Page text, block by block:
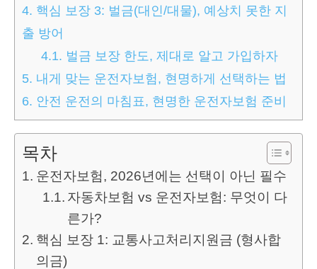
4. 핵심 보장 3: 벌금(대인/대물), 예상치 못한 지
출 방어
4.1. 벌금 보장 한도, 제대로 알고 가입하자
5. 내게 맞는 운전자보험, 현명하게 선택하는 법
6. 안전 운전의 마침표, 현명한 운전자보험 준비
목차
운전자보험, 2026년에는 선택이 아닌 필수
자동차보험 vs 운전자보험: 무엇이 다
른가?
핵심 보장 1: 교통사고처리지원금 (형사합
의금)